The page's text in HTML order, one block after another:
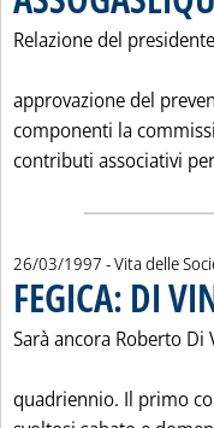
Relazione del
approvazione del
componenti la
contributi associativi
26/03/1997 - Vita delle
FEGICA: DI
Sarà ancora Roberto
quadriennio. Il primo